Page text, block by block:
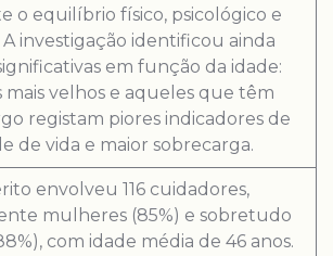
o equilíbrio físico, psicológico e
investigação identificou ainda
em função da idade:
mais velhos e aqueles que têm
registam piores indicadores de
de vida e maior sobrecarga.
envolveu 116 cuidadores,
mulheres (85%) e sobretudo
com idade média de 46 anos.